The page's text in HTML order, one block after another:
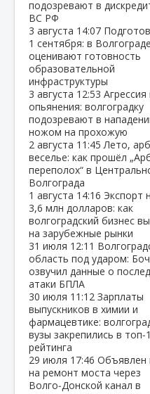
подозревают в
ВС РФ
3 августа 14:07
1 сентября: в Волгограде
оценивают готовность
образовательной
инфраструктуры
3 августа 12:53
опьянения: волгоградку
подозревают в
ножом на прохожую
2 августа 11:45Лето,
веселье: как прошёл
переполох“ в
Волгограда
1 августа 14:16 Экспорт
3,6 млн долларов: как
волгоградский бизнес
на зарубежные рынки
31 июля 12:11
область под ударом:
озвучил данные о
атаки БПЛА
30 июля 11:12 Зарплаты
выпускников в химии и
фармацевтике:
вузы закрепились в
рейтинга
29 июля 17:46 Объявлен
на ремонт моста через
Волго‑Донской канал в